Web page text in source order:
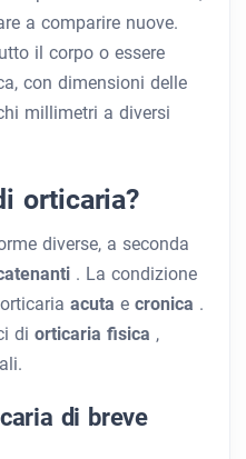
a comparire nuove.
il corpo o essere
con dimensioni delle
millimetri a diversi
orticaria?
diverse, a seconda
. La condizione
acuta e cronica .
di orticaria fisica ,
di breve